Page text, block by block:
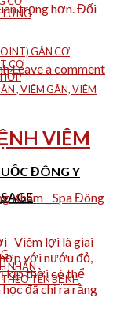
LƯNG
GÂN CƠ
CƠ
, VIÊM GÂN, VIÊM
ĐÔNG Y
NHÂN
TÊN BỆNH
trọng hơn. Đối
Leave a comment
VIÊM
Khám _ Spa Đông
Viêm lợi là giai
với nướu đỏ,
kịp thời có thể
đã chỉ ra rằng